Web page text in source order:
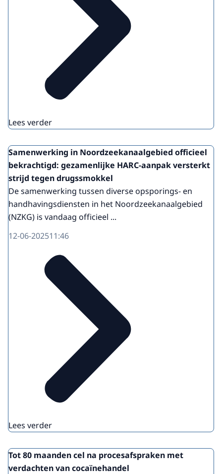
Lees verder
Samenwerking in Noordzeekanaalgebied officieel
bekrachtigd: gezamenlijke HARC-aanpak versterkt
strijd tegen drugssmokkel
De samenwerking tussen diverse opsporings- en
handhavingsdiensten in het Noordzeekanaalgebied
(NZKG) is vandaag officieel ...
12-06-202511:46
Lees verder
Tot 80 maanden cel na procesafspraken met
verdachten van cocaïnehandel